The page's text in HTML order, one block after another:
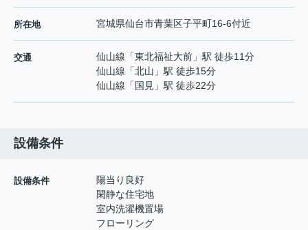
所在地 宮城県仙台市青葉区子平町16-6付近
交通 仙山線 「東北福祉大前 」駅 徒歩11分
仙山線 「北山 」駅 徒歩15分
仙山線 「 国見 」駅 徒歩22分
設備条件
設備条件
陽当り良好
閑静な住宅地
室内洗濯機置場
フローリング